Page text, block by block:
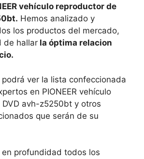
vehículo reproductor de
Hemos analizado y
los productos del mercado,
de hallar la óptima relacion
ver la lista confeccionada
en PIONEER vehículo
avh-z5250bt y otros
que serán de su
profundidad todos los